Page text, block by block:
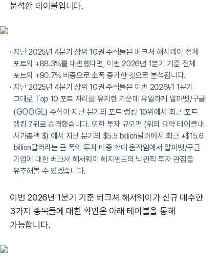
분석한 테이블입니다.
지난 2025년 4분기 상위 10권 주식들은 버크셔 해서웨이 전체
포트의 +88.3%를 대변했다면, 이번 2026년 1분기 기준 전체
포트의 +90.7% 비중으로 소폭 증가한 것으로 분석됩니다.
지난 2025년 4분기 상위 10권 주식들은 이번 2026년 1분기
그대로 Top 10 포트 자리를 유지한 가운데 유일하게 알파벳/구글
(GOOGL) 주식이 지난 분기의 포트 랭킹 10위에서 최근 포트
랭킹 7위로 승격했습니다. 또한 투자 규모면 (위의 요약 테이블내
시가총액 $) 에서 지난 분기의 $5.5 billion달러에서 최근 +$15.6
billion달러라는 큰 폭의 투자 비중 확대 움직임에서 알파벳/구글
기업에 대한 버크셔 해서웨이 헤지펀드의 낙관적 투자 관점을
유추해볼 수 있겠습니다.
이번 2026년 1분기 기준 버크셔 해서웨이가 신규 매수한
3가지 종목들에 대한 확인은 아래 테이블을 통해
가능합니다.